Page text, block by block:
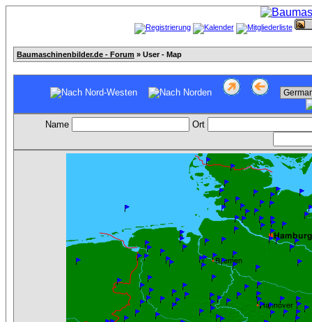
Baumaschinenbilder.de - Forum » User - Map
Name Ort